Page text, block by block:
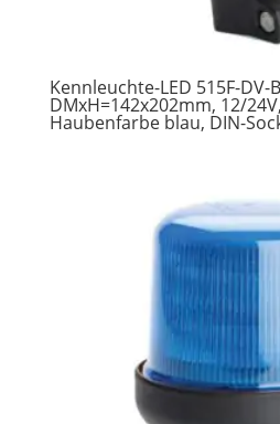
Kennleuchte-LED 515F-DV-
DMxH=142x202mm, 12/
Haubenfarbe blau, DIN-